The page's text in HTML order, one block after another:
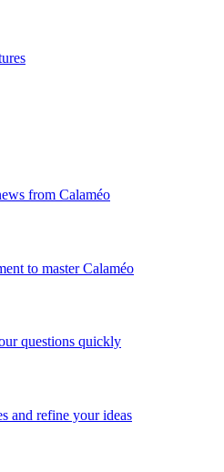
from Calaméo
to master Calaméo
questions quickly
and refine your ideas